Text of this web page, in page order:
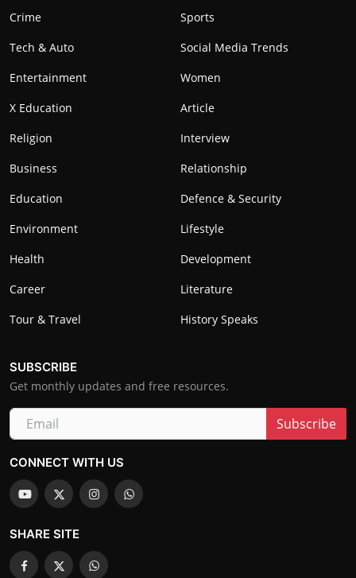
Crime
Sports
Tech & Auto
Social Media Trends
Entertainment
Women
X Education
Article
Religion
Interview
Business
Relationship
Education
Defence & Security
Environment
Lifestyle
Health
Development
Career
Literature
Tour & Travel
History Speaks
SUBSCRIBE
Get monthly updates and free resources.
Subscribe
CONNECT WITH US
SHARE SITE